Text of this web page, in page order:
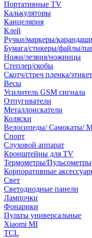
Портативные TV
Калькуляторы
Канцелярия
Клей
Ручки/маркеры/
Бумага/стикеры/файлы/
Ножи/лезвия/ножницы
Степлер/скобы
Скотч/стреч пленка/
Весы
Усилитель GSM сигнала
Отпугиватели
Металлоискатели
Коляски
Велосипеды/ Самокаты/
Спорт
Слуховой аппарат
Кронштейны для TV
Термометры/Пульсометры
Корпоративные
Свет
Светодиодные панели
Лампочки
Фонарики
Пульты универсальные
Xiaomi MI
TCL